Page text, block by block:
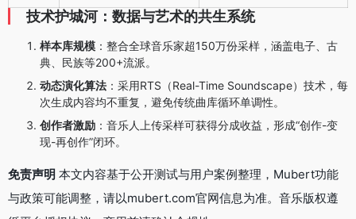
技术护城河：数据与艺术的共生系统
样本库规模 ：整合全球音乐家超150万份采样，涵盖电子、古
典、民族等200+流派。
动态演化算法 ：采用RTS（Real-Time Soundscape）技术，每
次生成内容均不重复，避免传统曲库循环单调性。
创作者激励 ：音乐人上传采样可获得分成收益，形成“创作-变
现-再创作”闭环。
免责声明 本文内容基于公开测试与用户案例整理，Mubert功能
与政策可能调整，请以mubert.com官网信息为准。音乐版权遵